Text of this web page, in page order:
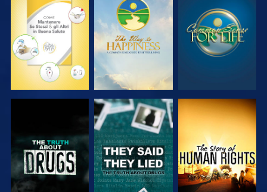
GUARDA GUARDA GUARDA
GUARDA GUARDA